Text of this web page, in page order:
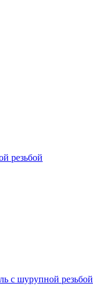
резьбой
с шурупной резьбой